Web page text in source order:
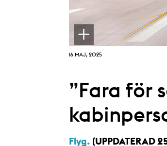
16 MAJ, 2025
”Fara för
Flyg.